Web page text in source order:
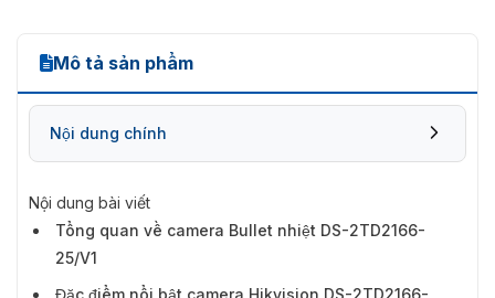
Mô tả sản phẩm
Nội dung chính
Nội dung bài viết
Tổng quan về camera Bullet nhiệt DS-2TD2166-
25/V1
Đặc điểm nổi bật camera Hikvision DS-2TD2166-